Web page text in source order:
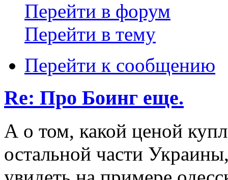
Перейти в форум
Перейти в тему
Перейти к сообщению
Re: Про Боинг еще.
А о том, какой ценой
остальной части